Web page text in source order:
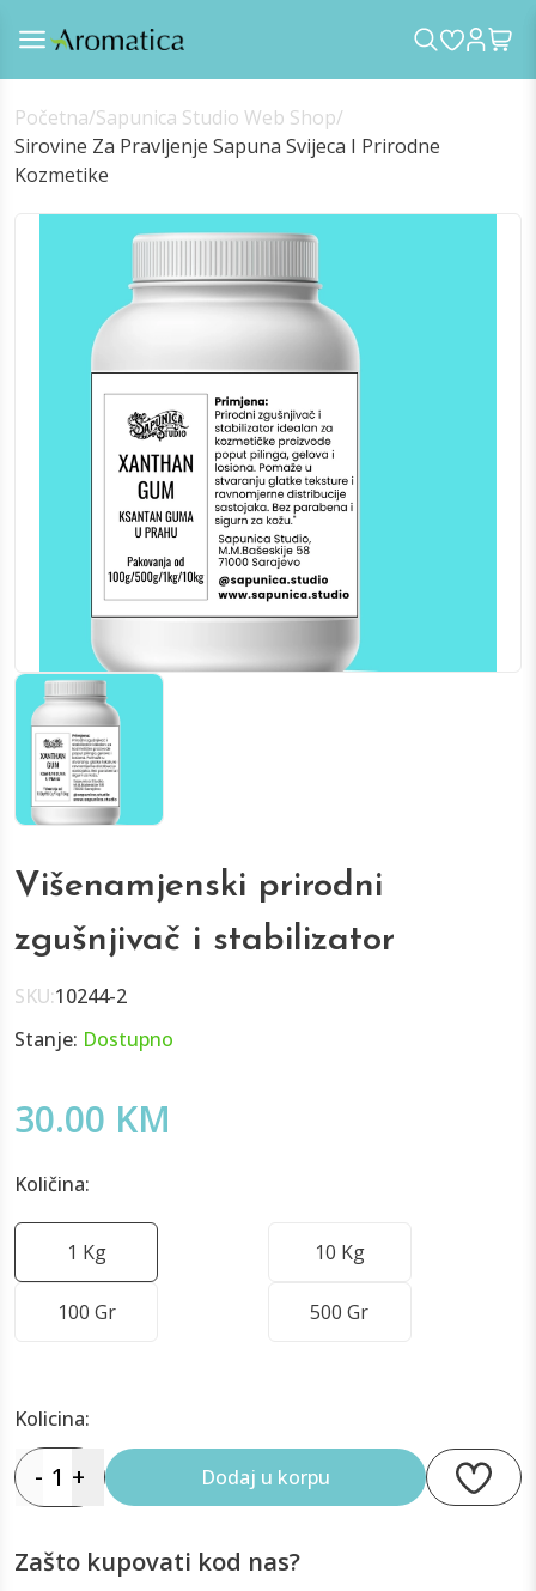
Početna/Sapunica Studio Web Shop/
Sirovine Za Pravljenje Sapuna Svijeca I Prirodne
Kozmetike
Višenamjenski prirodni
zgušnjivač i stabilizator
SKU:10244-2
Stanje: Dostupno
30.00 KM
Količina:
1 Kg 10 Kg
100 Gr 500 Gr
Kolicina:
- 1 + Dodaj u korpu
Zašto kupovati kod nas?